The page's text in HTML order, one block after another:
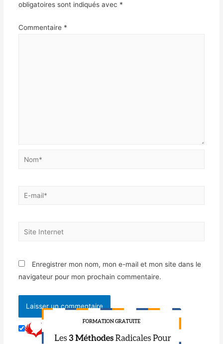
obligatoires sont indiqués avec *
Commentaire *
Enregistrer mon nom, mon e-mail et mon site dans le
navigateur pour mon prochain commentaire.